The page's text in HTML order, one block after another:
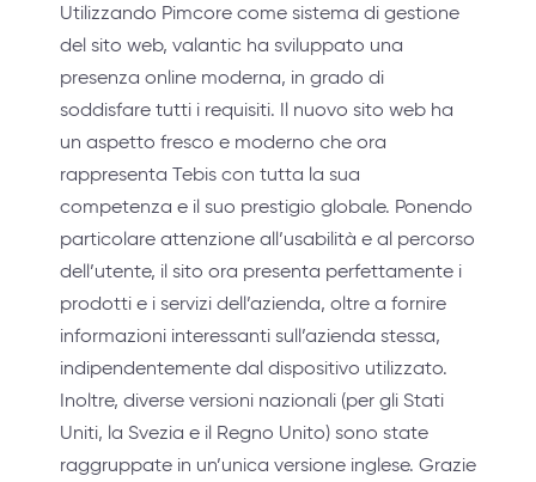
Utilizzando Pimcore come sistema di gestione
del sito web, valantic ha sviluppato una
presenza online moderna, in grado di
soddisfare tutti i requisiti. Il nuovo sito web ha
un aspetto fresco e moderno che ora
rappresenta Tebis con tutta la sua
competenza e il suo prestigio globale. Ponendo
particolare attenzione all’usabilità e al percorso
dell’utente, il sito ora presenta perfettamente i
prodotti e i servizi dell’azienda, oltre a fornire
informazioni interessanti sull’azienda stessa,
indipendentemente dal dispositivo utilizzato.
Inoltre, diverse versioni nazionali (per gli Stati
Uniti, la Svezia e il Regno Unito) sono state
raggruppate in un’unica versione inglese. Grazie